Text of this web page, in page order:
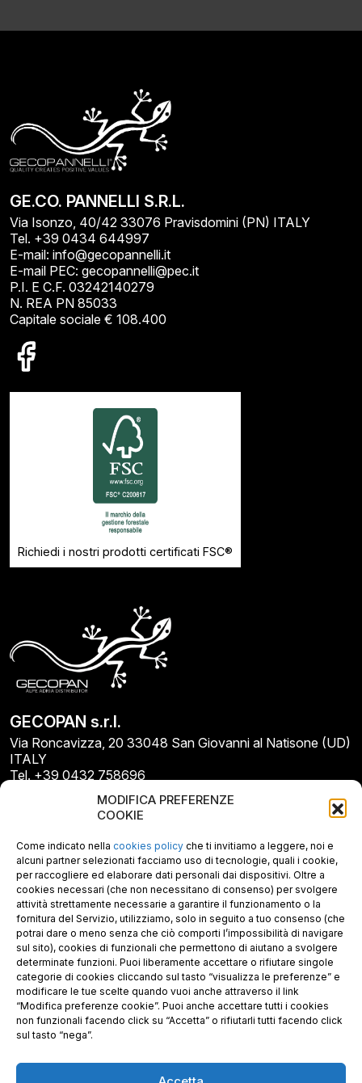
MODIFICA PREFERENZE
COOKIE
Come indicato nella cookies policy che ti invitiamo a leggere, noi e
alcuni partner selezionati facciamo uso di tecnologie, quali i cookie,
per raccogliere ed elaborare dati personali dai dispositivi. Oltre a
cookies necessari (che non necessitano di consenso) per svolgere
attività strettamente necessarie a garantire il funzionamento o la
fornitura del Servizio, utilizziamo, solo in seguito a tuo consenso (che
potrai dare o meno senza che ciò comporti l’impossibilità di navigare
sul sito), cookies di funzionali che permettono di aiutano a svolgere
determinate funzioni. Puoi liberamente accettare o rifiutare singole
categorie di cookies cliccando sul tasto “visualizza le preferenze” e
modificare le tue scelte quando vuoi anche attraverso il link
“Modifica preferenze cookie”. Puoi anche accettare tutti i cookies
non funzionali facendo click su “Accetta” o rifiutarli tutti facendo click
sul tasto “nega”.
GE.CO. PANNELLI S.R.L.
Via Isonzo, 40/42 33076 Pravisdomini (PN) ITALY
Tel. +39 0434 644997
E-mail: info@gecopannelli.it
E-mail PEC: gecopannelli@pec.it
P.I. E C.F. 03242140279
N. REA PN 85033
Capitale sociale € 108.400
Richiedi i nostri prodotti certificati FSC®
GECOPAN s.r.l.
Via Roncavizza, 20 33048 San Giovanni al Natisone (UD)
ITALY
Tel. +39 0432 758696
E-mail: info@gecopan.it
E-mail PEC: gecopan@pec.it
P.I. E C.F. 02487660306
N. REA UD 264834
Capitale sociale € 30.000